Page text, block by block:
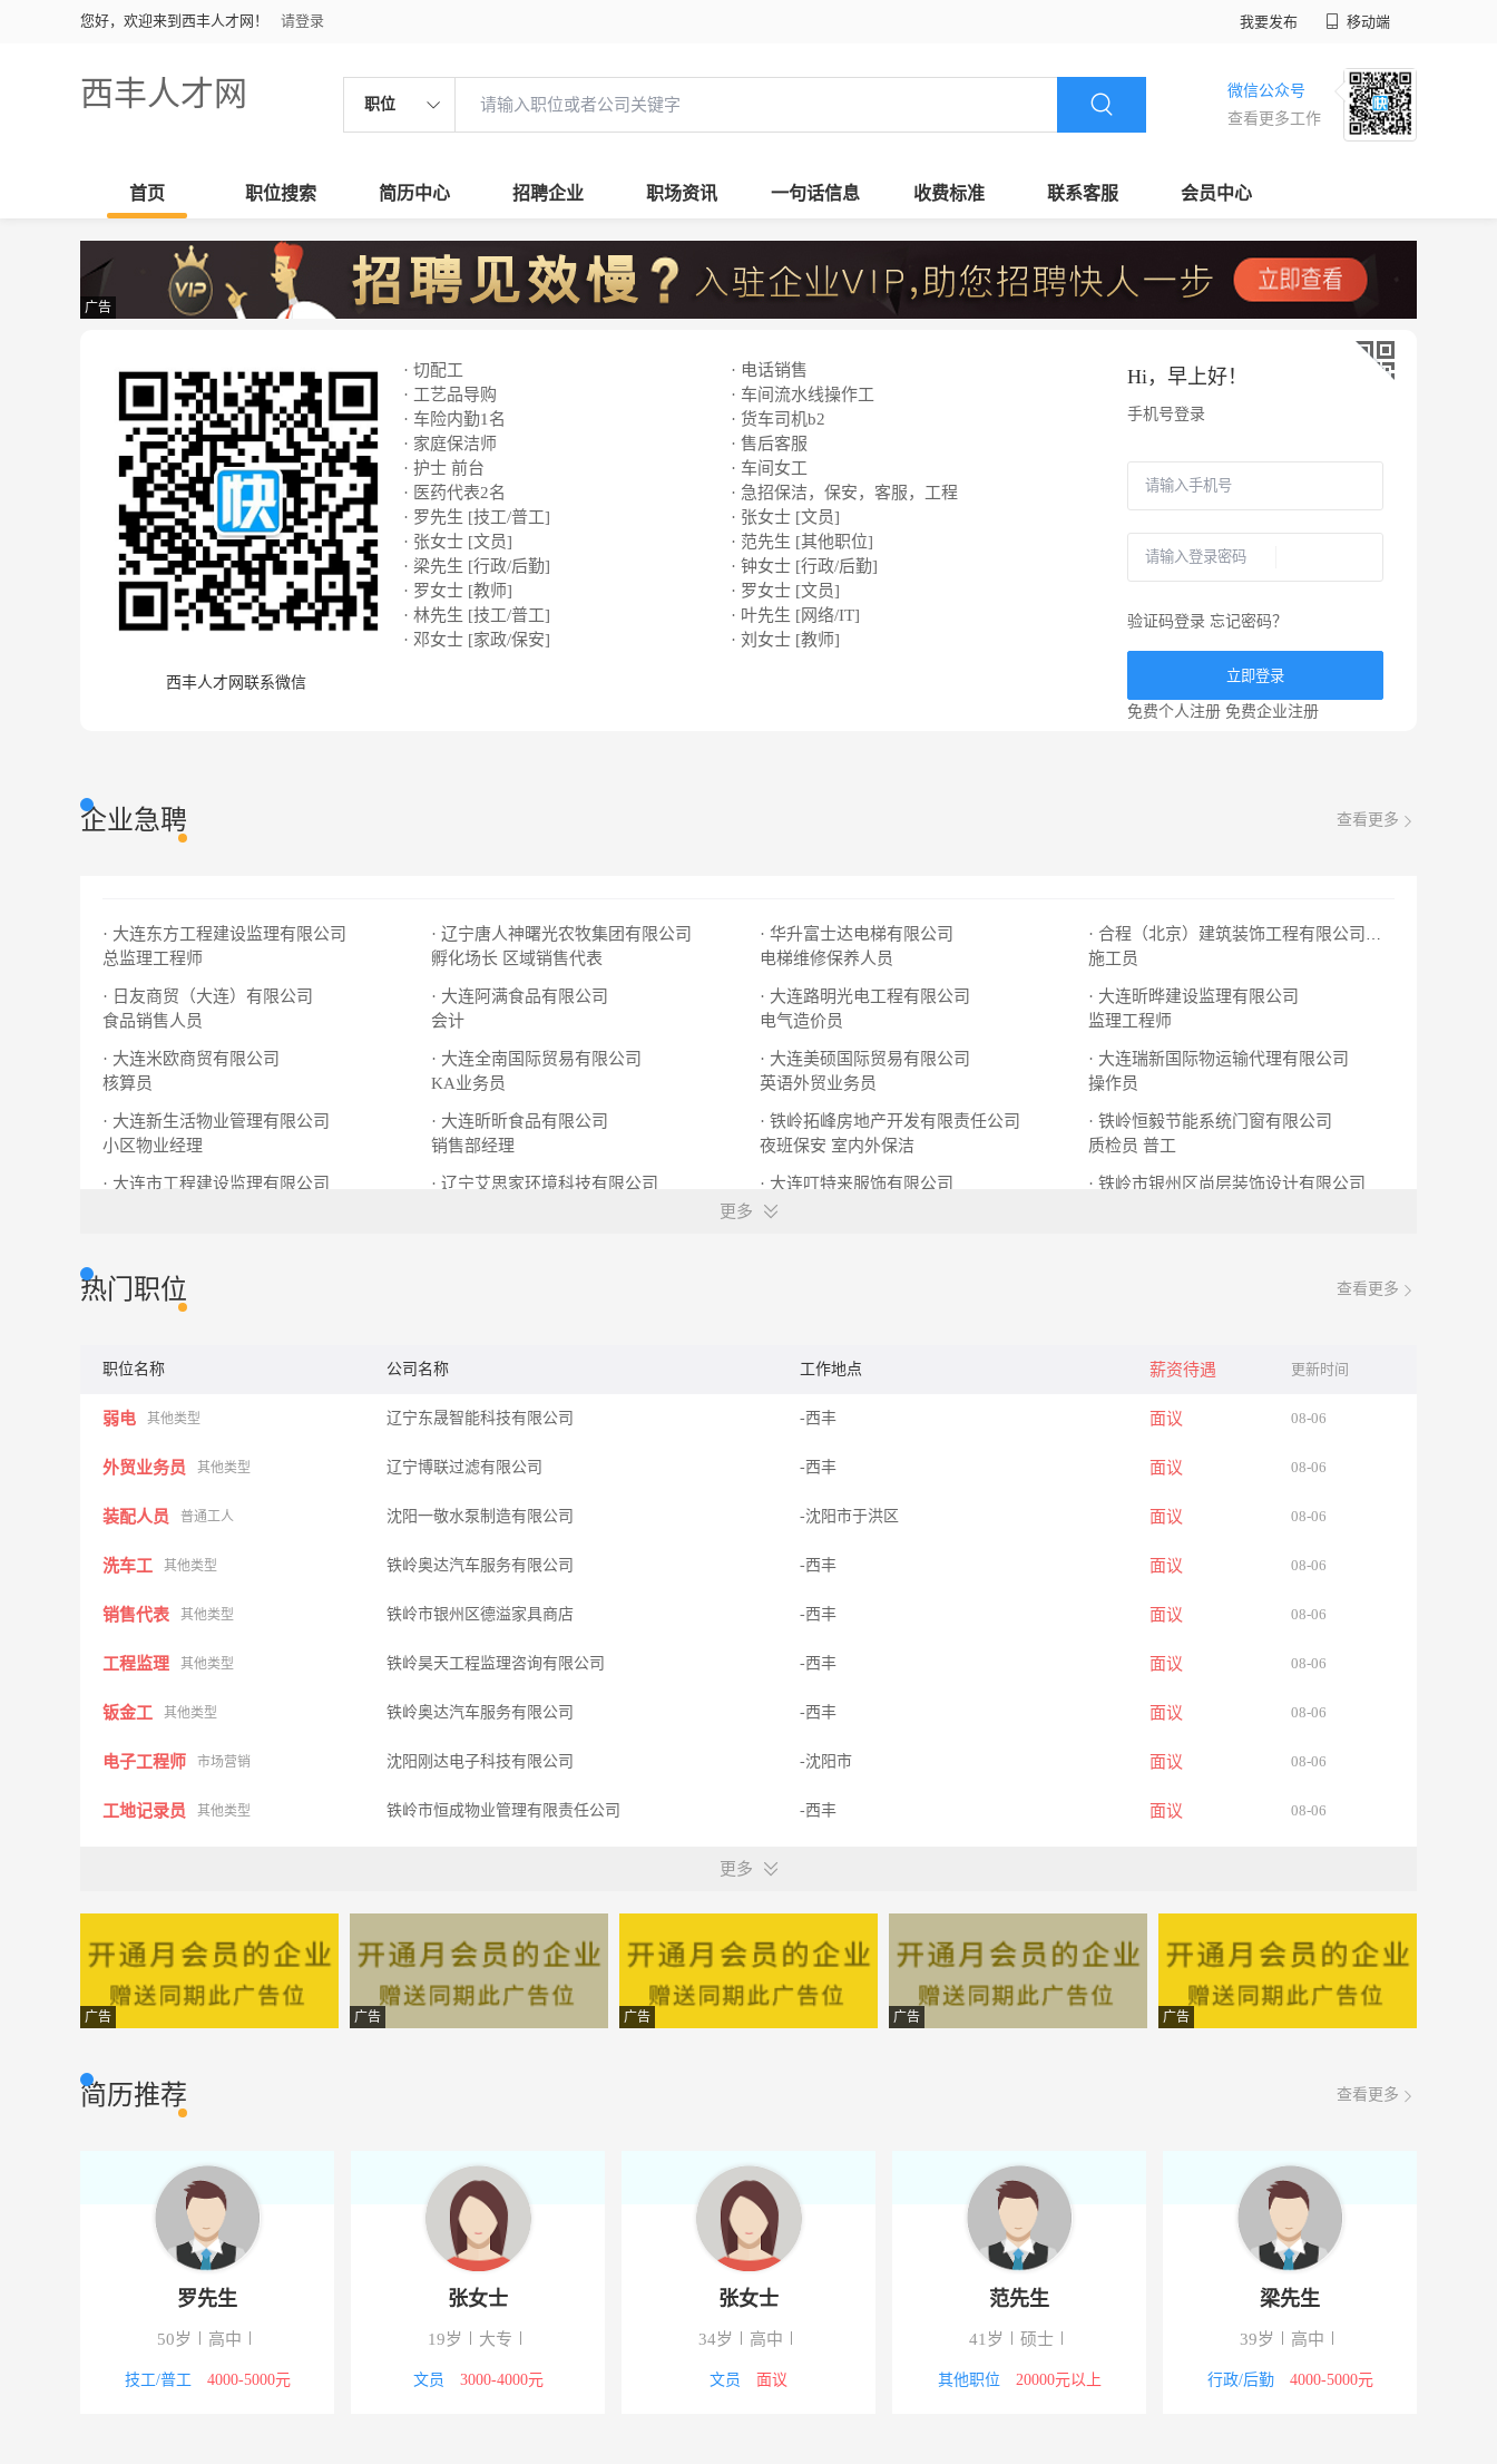
您好，欢迎来到西丰人才网！ 请登录 我要发布 移动端
西丰人才网 职位
微信公众号
查看更多工作
首页 职位搜索 简历中心 招聘企业 职场资讯 一句话信息 收费标准 联系客服 会员中心
广告
西丰人才网联系微信
· 切配工
· 电话销售
· 工艺品导购
· 车间流水线操作工
· 车险内勤1名
· 货车司机b2
· 家庭保洁师
· 售后客服
· 护士 前台
· 车间女工
· 医药代表2名
· 急招保洁，保安，客服，工程
· 罗先生 [技工/普工]
· 张女士 [文员]
· 张女士 [文员]
· 范先生 [其他职位]
· 梁先生 [行政/后勤]
· 钟女士 [行政/后勤]
· 罗女士 [教师]
· 罗女士 [文员]
· 林先生 [技工/普工]
· 叶先生 [网络/IT]
· 邓女士 [家政/保安]
· 刘女士 [教师]
Hi， 早上好！
手机号登录
验证码登录 忘记密码？
立即登录
免费个人注册 免费企业注册
企业急聘 查看更多
· 大连东方工程建设监理有限公司
总监理工程师
· 辽宁唐人神曙光农牧集团有限公司
孵化场长 区域销售代表
· 华升富士达电梯有限公司
电梯维修保养人员
· 合程（北京）建筑装饰工程有限公司大连分公
施工员
· 日友商贸（大连）有限公司
食品销售人员
· 大连阿满食品有限公司
会计
· 大连路明光电工程有限公司
电气造价员
· 大连昕晔建设监理有限公司
监理工程师
· 大连米欧商贸有限公司
核算员
· 大连全南国际贸易有限公司
KA业务员
· 大连美硕国际贸易有限公司
英语外贸业务员
· 大连瑞新国际物运输代理有限公司
操作员
· 大连新生活物业管理有限公司
小区物业经理
· 大连昕昕食品有限公司
销售部经理
· 铁岭拓峰房地产开发有限责任公司
夜班保安 室内外保洁
· 铁岭恒毅节能系统门窗有限公司
质检员 普工
· 大连市工程建设监理有限公司
· 辽宁艾思家环境科技有限公司
· 大连叮特来服饰有限公司
企划部主管
· 铁岭市银州区尚层装饰设计有限公司
更多
热门职位 查看更多
职位名称 公司名称 工作地点 薪资待遇 更新时间
弱电 其他类型 辽宁东晟智能科技有限公司 -西丰 面议 08-06
外贸业务员 其他类型 辽宁博联过滤有限公司 -西丰 面议 08-06
装配人员 普通工人 沈阳一敬水泵制造有限公司 -沈阳市于洪区 面议 08-06
洗车工 其他类型 铁岭奥达汽车服务有限公司 -西丰 面议 08-06
销售代表 其他类型 铁岭市银州区德溢家具商店 -西丰 面议 08-06
工程监理 其他类型 铁岭昊天工程监理咨询有限公司 -西丰 面议 08-06
钣金工 其他类型 铁岭奥达汽车服务有限公司 -西丰 面议 08-06
电子工程师 市场营销 沈阳刚达电子科技有限公司 -沈阳市 面议 08-06
工地记录员 其他类型 铁岭市恒成物业管理有限责任公司 -西丰 面议 08-06
室内装潢设计 其他类型 铁岭市银州区德溢家具商店 -西丰 面议 08-06
质检员 其他类型 铁岭恒毅节能系统门窗有限公司 -西丰 面议 08-06
货车司机 其他类型
机械加工工艺员 其他类型 铁岭盛大重型机械制造有限责任公司 -西丰 08-06
采购专员 其他类型 辽宁恒新铝业有限公司 08-06
其他类型 铁岭伊丽皮塑家具制造有限公司 08-06
置业顾问 市场营销 沈阳市爱家房产经纪服务有限公司 08-06
更多
广告 广告 广告 广告 广告
简历推荐 查看更多
梁先生
39岁
行政/后勤 4000-5000元
罗先生
50岁 高中
技工/普工 4000-5000元
张女士
19岁 大专
文员 3000-4000元
张女士
34岁 高中
文员 面议
范先生
41岁 硕士
其他职位 20000元以上